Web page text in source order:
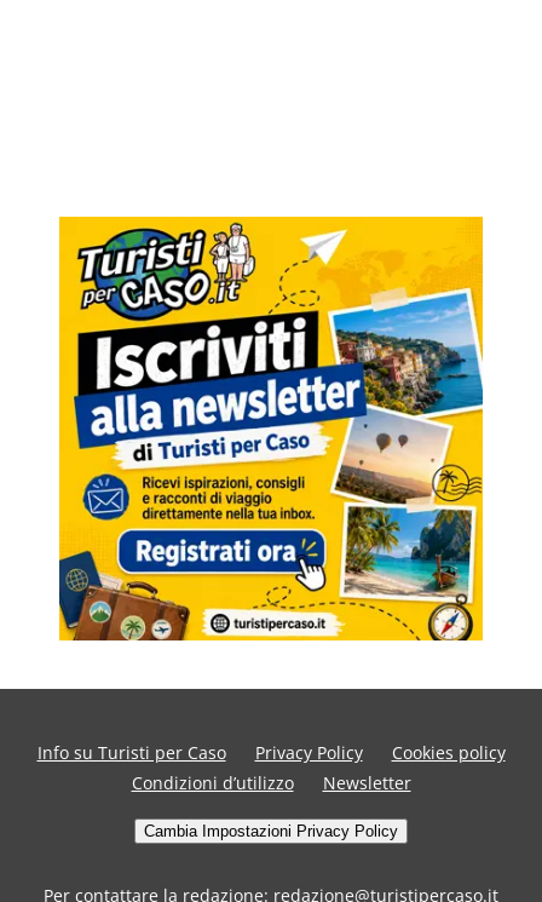
Info su Turisti per Caso Privacy Policy
Cookies policy
Condizioni d’utilizzo
Newsletter
Cambia Impostazioni Privacy Policy
Per contattare la redazione: redazione@turistipercaso.it